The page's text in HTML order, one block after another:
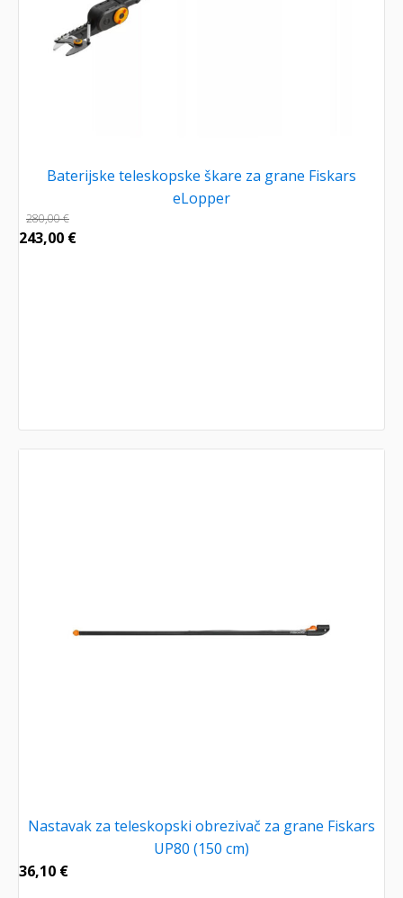
Baterijske teleskopske škare za grane Fiskars
eLopper
280,00€
243,00 €
Nastavak za teleskopski obrezivač za grane Fiskars
UP80 (150 cm)
36,10 €